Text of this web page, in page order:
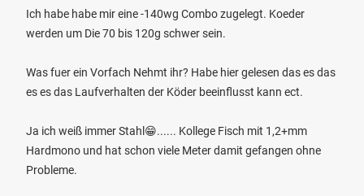
Ich habe habe mir eine -140wg Combo zugelegt. Koeder
werden um Die 70 bis 120g schwer sein.
Was fuer ein Vorfach Nehmt ihr? Habe hier gelesen das es das
es es das Laufverhalten der Köder beeinflusst kann ect.
Ja ich weiß immer Stahl😁...... Kollege Fisch mit 1,2+mm
Hardmono und hat schon viele Meter damit gefangen ohne
Probleme.